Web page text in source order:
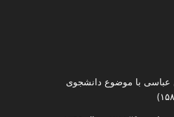
با موضوع دانشجوی